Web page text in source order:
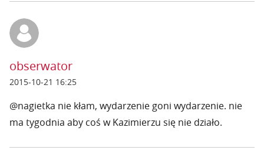
obserwator
2015-10-21 16:25
@nagietka nie kłam, wydarzenie goni wydarzenie. nie
ma tygodnia aby coś w Kazimierzu się nie działo.